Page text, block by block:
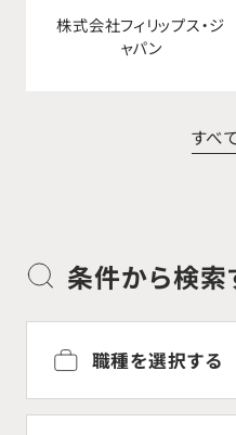
株式会社フィリップス・ジ
ャパン
すべ
条件から検索
職種を選択する